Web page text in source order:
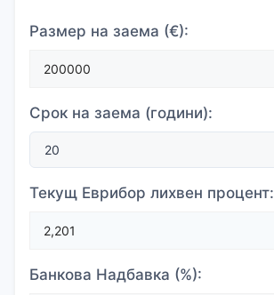
Размер на заема (€):
Срок на заема (години):
Текущ Еврибор лихвен процент:
Банкова Надбавка (%):